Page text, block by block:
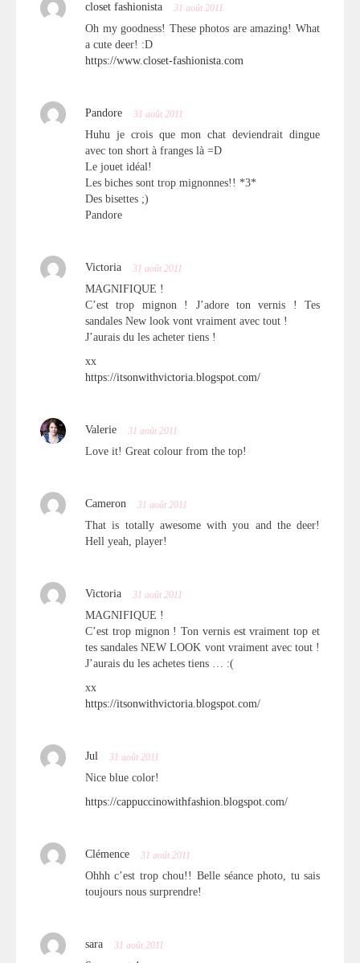
closet fashionista 31 août 2011
Oh my goodness! These photos are amazing! What
a cute deer! :D
https://www.closet-fashionista.com
Pandore 31 août 2011
Huhu je crois que mon chat deviendrait dingue
avec ton short à franges là =D
Le jouet idéal!
Les biches sont trop mignonnes!! *3*
Des bisettes ;)
Pandore
Victoria 31 août 2011
MAGNIFIQUE !
C’est trop mignon ! J’adore ton vernis ! Tes
sandales New look vont vraiment avec tout !
J’aurais du les acheter tiens !
xx
https://itsonwithvictoria.blogspot.com/
Valerie 31 août 2011
Love it! Great colour from the top!
Cameron 31 août 2011
That is totally awesome with you and the deer!
Hell yeah, player!
Victoria 31 août 2011
MAGNIFIQUE !
C’est trop mignon ! Ton vernis est vraiment top et
tes sandales NEW LOOK vont vraiment avec tout !
J’aurais du les achetes tiens … :(
xx
https://itsonwithvictoria.blogspot.com/
Jul 31 août 2011
Nice blue color!
https://cappuccinowithfashion.blogspot.com/
Clémence 31 août 2011
Ohhh c’est trop chou!! Belle séance photo, tu sais
toujours nous surprendre!
sara 31 août 2011